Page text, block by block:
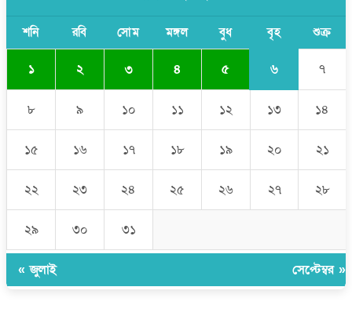
শনি রবি সোম মঙ্গল বুধ বৃহ শুক্র
১ ২ ৩ ৪ ৫ ৬ ৭
৮ ৯ ১০ ১১ ১২ ১৩ ১৪
১৫ ১৬ ১৭ ১৮ ১৯ ২০ ২১
২২ ২৩ ২৪ ২৫ ২৬ ২৭ ২৮
২৯ ৩০ ৩১
« জুলাই সেপ্টেম্বর »